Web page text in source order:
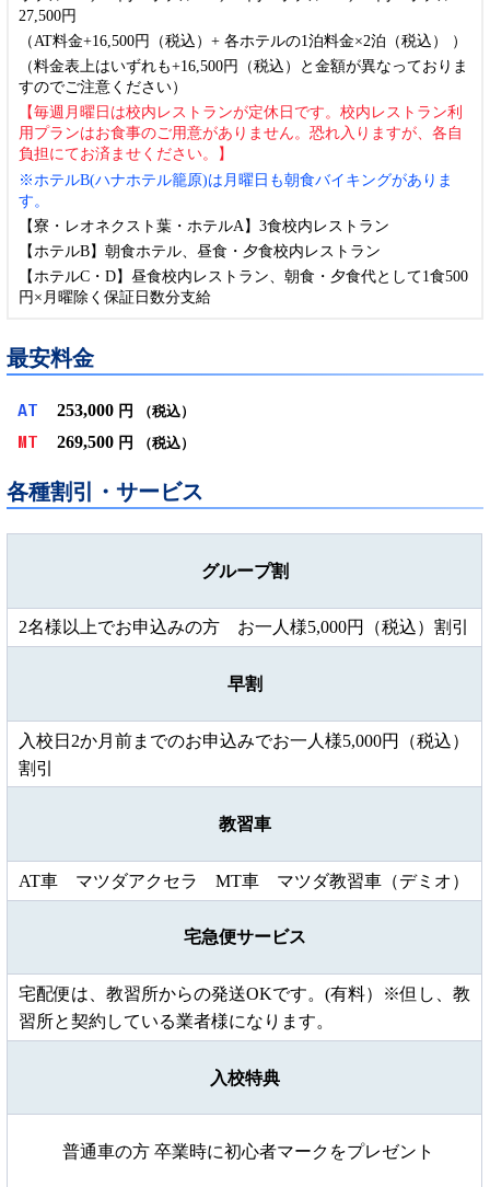
27,500円
（AT料金+16,500円（税込）+ 各ホテルの1泊料金×2泊（税込） ）
（料金表上はいずれも+16,500円（税込）と金額が異なっておりま
すのでご注意ください）
【毎週月曜日は校内レストランが定休日です。校内レストラン利
用プランはお食事のご用意がありません。恐れ入りますが、各自
負担にてお済ませください。】
※ホテルB(ハナホテル籠原)は月曜日も朝食バイキングがありま
す。
【寮・レオネクスト葉・ホテルA】3食校内レストラン
【ホテルB】朝食ホテル、昼食・夕食校内レストラン
【ホテルC・D】昼食校内レストラン、朝食・夕食代として1食500
円×月曜除く保証日数分支給
最安料金
AT 253,000円 （税込）
MT 269,500円 （税込）
各種割引・サービス
グループ割
2名様以上でお申込みの方 お一人様5,000円（税込）割引
早割
入校日2か月前までのお申込みでお一人様5,000円（税込）
割引
教習車
AT車 マツダアクセラ MT車 マツダ教習車（デミオ）
宅急便サービス
宅配便は、教習所からの発送OKです。(有料）※但し、教
習所と契約している業者様になります。
入校特典
普通車の方 卒業時に初心者マークをプレゼント